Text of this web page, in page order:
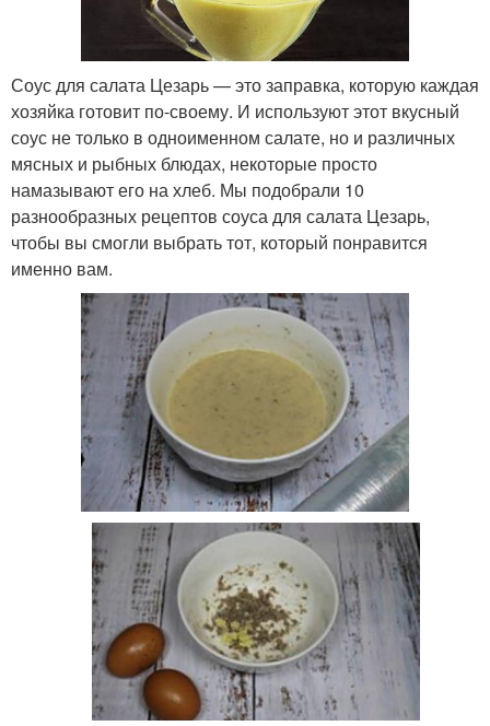
Соус для салата Цезарь — это заправка, которую каждая
хозяйка готовит по-своему. И используют этот вкусный
соус не только в одноименном салате, но и различных
мясных и рыбных блюдах, некоторые просто
намазывают его на хлеб. Мы подобрали 10
разнообразных рецептов соуса для салата Цезарь,
чтобы вы смогли выбрать тот, который понравится
именно вам.